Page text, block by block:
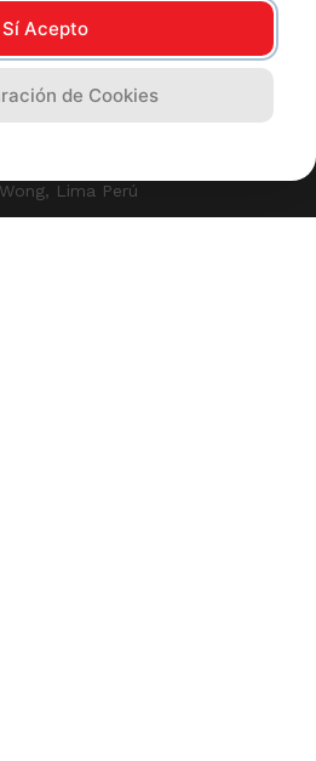
Sí Acepto
de Cookies